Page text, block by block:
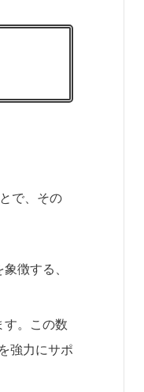
で、その
徴する、
す。この数
強力にサポ